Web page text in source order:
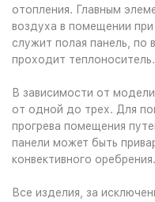
отопления. Главным
воздуха в помещении
служит полая панель, по
проходит теплоноситель.
В зависимости от
от одной до трех. Для
прогрева помещения
панели может быть
конвективного оребрения.
Все изделия, за